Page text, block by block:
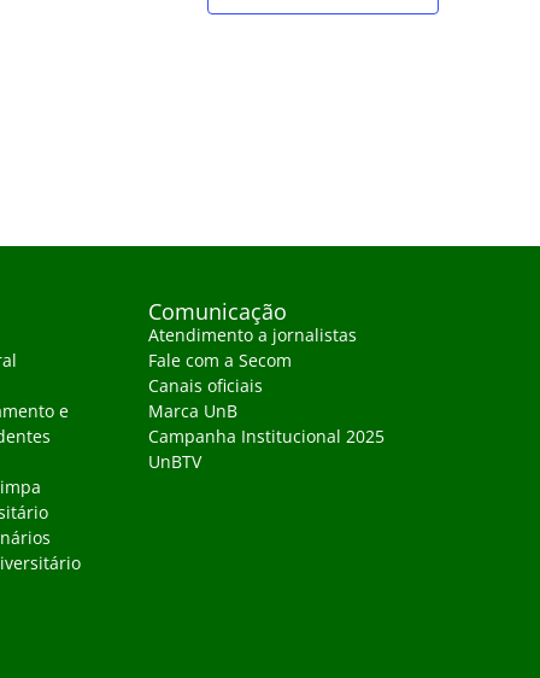
e
Comunicação
Atendimento a jornalistas
Fale com a Secom
Canais oficiais
Marca UnB
Campanha Institucional 2025
UnBTV